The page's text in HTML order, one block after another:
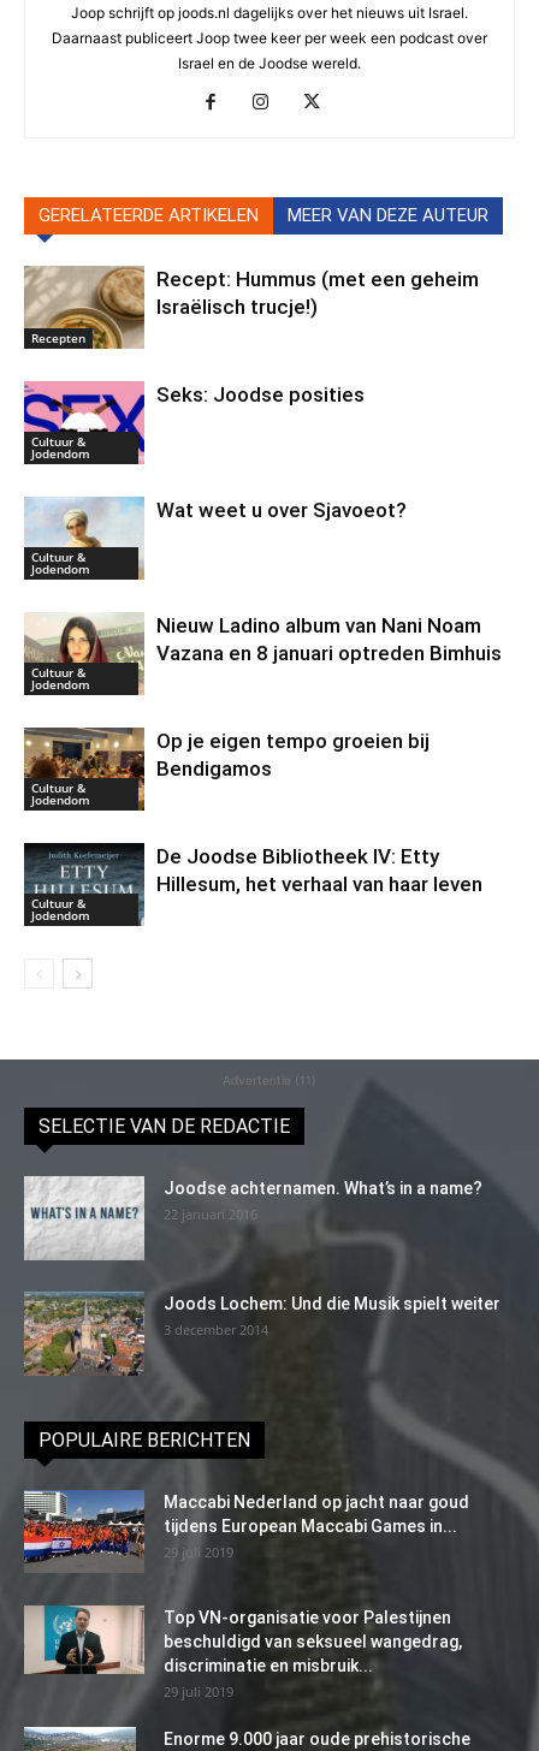
Joop schrijft op joods.nl dagelijks over het nieuws uit Israel.
Daarnaast publiceert Joop twee keer per week een podcast over
Israel en de Joodse wereld.
GERELATEERDE ARTIKELEN MEER VAN DEZE AUTEUR
Recepten
Recept: Hummus (met een geheim
Israëlisch trucje!)
Cultuur &
Jodendom
Seks: Joodse posities
Cultuur &
Jodendom
Wat weet u over Sjavoeot?
Cultuur &
Jodendom
Nieuw Ladino album van Nani Noam
Vazana en 8 januari optreden Bimhuis
Cultuur &
Jodendom
Op je eigen tempo groeien bij
Bendigamos
Cultuur &
Jodendom
De Joodse Bibliotheek IV: Etty
Hillesum, het verhaal van haar leven
Advertentie (11)
SELECTIE VAN DE REDACTIE
Joodse achternamen. What’s in a name?
22 januari 2016
Joods Lochem: Und die Musik spielt weiter
3 december 2014
POPULAIRE BERICHTEN
Maccabi Nederland op jacht naar goud
tijdens European Maccabi Games in...
29 juli 2019
Top VN-organisatie voor Palestijnen
beschuldigd van seksueel wangedrag,
discriminatie en misbruik...
29 juli 2019
Enorme 9.000 jaar oude prehistorische